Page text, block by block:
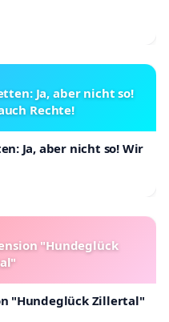
Ja, aber nicht so!
Rechte!
Ja, aber nicht so! Wir
"Hundeglück
"Hundeglück Zillertal"